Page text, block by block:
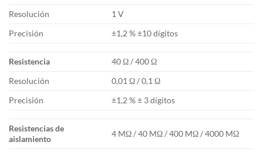
Resolución
1 V
Precisión
±1,2 % ±10 dígitos
Resistencia
40 Ω / 400 Ω
Resolución
0,01 Ω / 0,1 Ω
Precisión
±1,2 % ± 3 dígitos
Resistencias de
aislamiento
4 MΩ / 40 MΩ / 400 MΩ / 4000 MΩ